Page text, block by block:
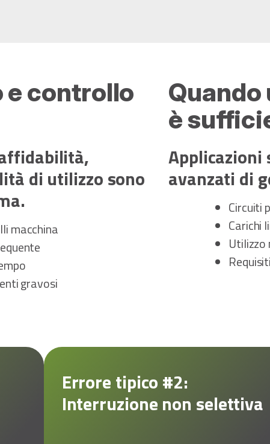
e controllo
di utilizzo sono
macchina
gravosi
Quando
è
Applicazioni
avanzati di
Circuiti
Carichi
Errore tipico #2:
Interruzione non selettiva